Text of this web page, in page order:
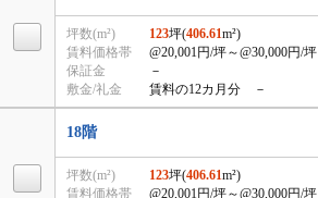
坪数(m²) 123坪(406.61m²)
賃料価格帯
@20,001円/坪～@30,000円/坪
保証金
－
敷金/礼金
賃料の12カ月分 －
18階
坪数(m²) 123坪(406.61m²)
賃料価格帯
@20,001円/坪～@30,000円/坪